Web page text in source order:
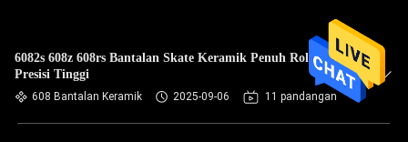
6082s 608z 608rs Bantalan Skate Keramik Penuh Roller
Presisi Tinggi
608 Bantalan Keramik 2025-09-06 11 pandangan